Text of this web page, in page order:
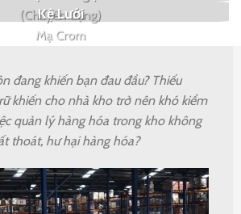
(Chuyên dụng)
Kệ Lưới
Mạ Crom
đang khiến bạn đau đầu? Thiếu
khiến cho nhà kho trở nên khó kiểm
quản lý hàng hóa trong kho không
thoát, hư hại hàng hóa?